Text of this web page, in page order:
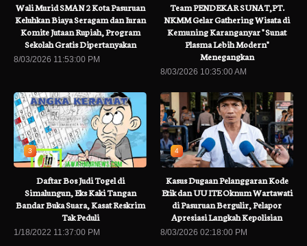
Wali Murid SMAN 2 Kota Pasuruan
Keluhkan Biaya Seragam dan Iuran
Komite Jutaan Rupiah, Program
Sekolah Gratis Dipertanyakan
8/03/2026 11:53:00 PM
Team PENDEKAR SUNAT,PT.
NKMM Gelar Gathering Wisata di
Kemuning Karanganyar " Sunat
Plasma Lebih Modern"
Menegangkan
8/03/2026 10:35:00 AM
3
Daftar Bos Judi Togel di
Simalungun, Eks Kaki Tangan
Bandar Buka Suara, Kasat Reskrim
Tak Peduli
1/18/2022 11:37:00 PM
4
Kasus Dugaan Pelanggaran Kode
Etik dan UU ITE Oknum Wartawati
di Pasuruan Bergulir, Pelapor
Apresiasi Langkah Kepolisian
8/03/2026 02:18:00 PM